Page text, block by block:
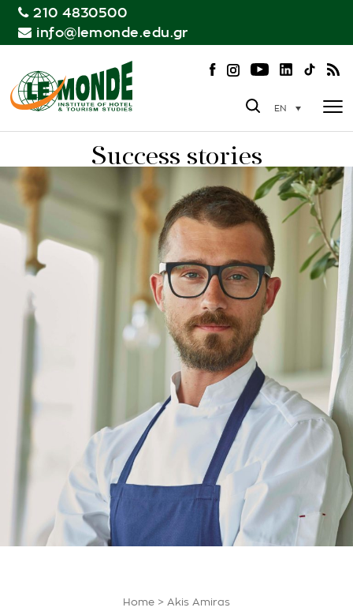
210 4830500
info@lemonde.edu.gr
EN
Success stories
Home > Akis Amiras